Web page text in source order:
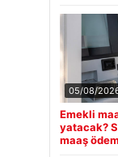
05/08/
Emekli
yatacak?
maaş